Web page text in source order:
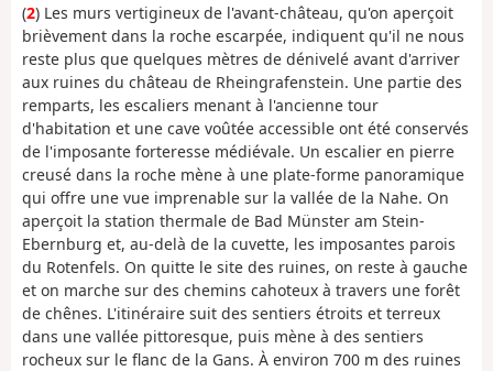
(2) Les murs vertigineux de l'avant-château, qu'on aperçoit
brièvement dans la roche escarpée, indiquent qu'il ne nous
reste plus que quelques mètres de dénivelé avant d'arriver
aux ruines du château de Rheingrafenstein. Une partie des
remparts, les escaliers menant à l'ancienne tour
d'habitation et une cave voûtée accessible ont été conservés
de l'imposante forteresse médiévale. Un escalier en pierre
creusé dans la roche mène à une plate-forme panoramique
qui offre une vue imprenable sur la vallée de la Nahe. On
aperçoit la station thermale de Bad Münster am Stein-
Ebernburg et, au-delà de la cuvette, les imposantes parois
du Rotenfels. On quitte le site des ruines, on reste à gauche
et on marche sur des chemins cahoteux à travers une forêt
de chênes. L'itinéraire suit des sentiers étroits et terreux
dans une vallée pittoresque, puis mène à des sentiers
rocheux sur le flanc de la Gans. À environ 700 m des ruines